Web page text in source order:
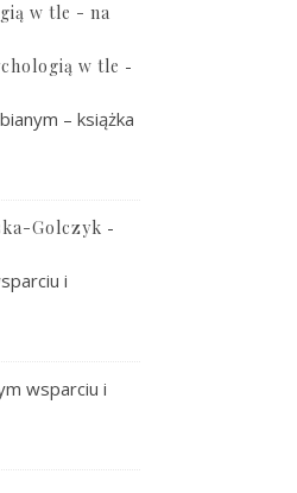
w tle - na
w tle -
– książka
Golczyk -
i
wsparciu i